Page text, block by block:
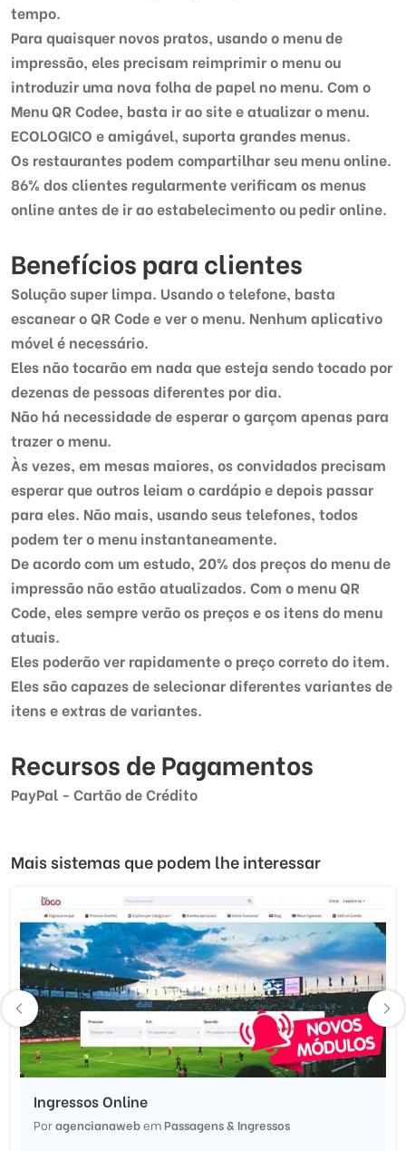
tempo.
Para quaisquer novos pratos, usando o menu de
impressão, eles precisam reimprimir o menu ou
introduzir uma nova folha de papel no menu. Com o
Menu QR Codee, basta ir ao site e atualizar o menu.
ECOLOGICO e amigável, suporta grandes menus.
Os restaurantes podem compartilhar seu menu online.
86% dos clientes regularmente verificam os menus
online antes de ir ao estabelecimento ou pedir online.
Benefícios para clientes
Solução super limpa. Usando o telefone, basta
escanear o QR Code e ver o menu. Nenhum aplicativo
móvel é necessário.
Eles não tocarão em nada que esteja sendo tocado por
dezenas de pessoas diferentes por dia.
Não há necessidade de esperar o garçom apenas para
trazer o menu.
Às vezes, em mesas maiores, os convidados precisam
esperar que outros leiam o cardápio e depois passar
para eles. Não mais, usando seus telefones, todos
podem ter o menu instantaneamente.
De acordo com um estudo, 20% dos preços do menu de
impressão não estão atualizados. Com o menu QR
Code, eles sempre verão os preços e os itens do menu
atuais.
Eles poderão ver rapidamente o preço correto do item.
Eles são capazes de selecionar diferentes variantes de
itens e extras de variantes.
Recursos de Pagamentos
PayPal - Cartão de Crédito
Mais sistemas que podem lhe interessar
Ingressos Online
PoragencianawebemPassagens & Ingressos